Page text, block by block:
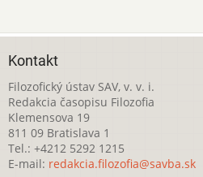
Kontakt
Filozofický ústav SAV, v. v. i.
Redakcia časopisu Filozofia
Klemensova 19
811 09 Bratislava 1
Tel.: +4212 5292 1215
E-mail: redakcia.filozofia@savba.sk